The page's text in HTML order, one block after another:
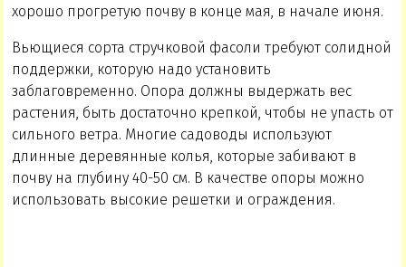
хорошо прогретую почву в конце мая, в начале июня.
Вьющиеся сорта стручковой фасоли требуют солидной
поддержки, которую надо установить
заблаговременно. Опора должны выдержать вес
растения, быть достаточно крепкой, чтобы не упасть от
сильного ветра. Многие садоводы используют
длинные деревянные колья, которые забивают в
почву на глубину 40-50 см. В качестве опоры можно
использовать высокие решетки и ограждения.